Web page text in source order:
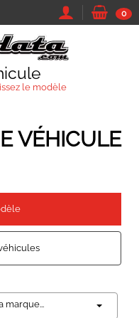
0
le modèle
VÉHICULE
marque...